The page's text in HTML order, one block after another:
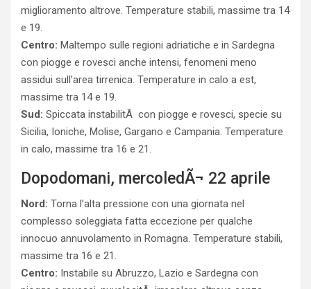
miglioramento altrove. Temperature stabili, massime tra 14
e 19.
Centro: Maltempo sulle regioni adriatiche e in Sardegna
con piogge e rovesci anche intensi, fenomeni meno
assidui sull’area tirrenica. Temperature in calo a est,
massime tra 14 e 19.
Sud: Spiccata instabilitÃ con piogge e rovesci, specie su
Sicilia, Ioniche, Molise, Gargano e Campania. Temperature
in calo, massime tra 16 e 21.
Dopodomani, mercoledÃ¬ 22 aprile
Nord: Torna l’alta pressione con una giornata nel
complesso soleggiata fatta eccezione per qualche
innocuo annuvolamento in Romagna. Temperature stabili,
massime tra 16 e 21.
Centro: Instabile su Abruzzo, Lazio e Sardegna con